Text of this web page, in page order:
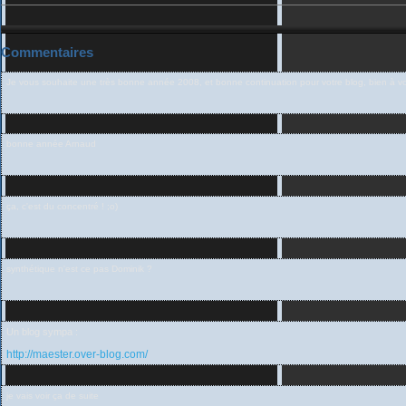
Commentaires
http://maester.over-blog.com/